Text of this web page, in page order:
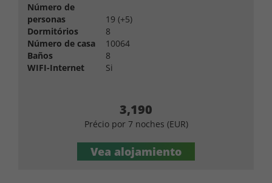
Número de
personas
19 (+5)
Dormitórios
8
Número de casa
10064
Baños
8
WIFI-Internet
Si
3,190
Précio por 7 noches (EUR)
Vea alojamiento